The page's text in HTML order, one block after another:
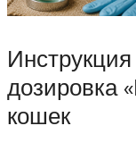
дозировка
кошек